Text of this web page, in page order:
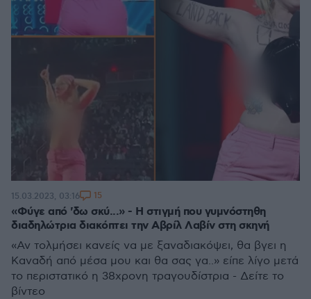
«Φύγε από 'δω σκύ...» - Η στιγμή που γυμνόστηθη
διαδηλώτρια διακόπτει την Αβρίλ Λαβίν στη σκηνή
«Αν τολμήσει κανείς να με ξαναδιακόψει, θα βγει η
Καναδή από μέσα μου και θα σας γα..» είπε λίγο μετά
το περιστατικό η 38χρονη τραγουδίστρια - Δείτε το
βίντεο
15.03.2023, 03:16 15